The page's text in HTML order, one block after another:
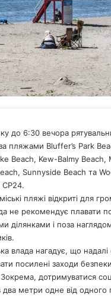
до 6:30 вечора
пляжами Bluffer’s Park
Beach, Kew-Balmy Beach,
Sunnyside Beach та
CP24.
пляжі відкриті для
не рекомендує плавати
ділянками і поза
влада нагадує, що надалі
посилені заходи
дотримуватися
два метри одне від одного